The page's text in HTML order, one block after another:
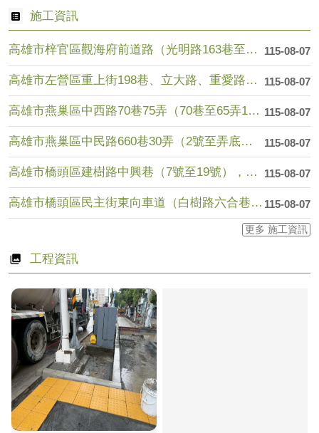
施工資訊
115-08-07
高雄市梓官區觀海府前道路（光明路163巷至光明路109巷），....
115-08-07
高雄市左營區重上街198巷、立大路、重愛路（華夏路至文學路）....
115-08-07
高雄市燕巢區中西路70巷75弄（70巷至65弄10號），於1....
115-08-07
高雄市燕巢區中民路660巷30弄（2號至弄底），於115年8....
115-08-07
高雄市橋頭區建樹路中興巷（7號至19號），於115年8月11....
115-08-07
高雄市橋頭區民主街東向車道（白樹路六合巷至樹德路208巷），....
更多 施工資訊
工程資訊